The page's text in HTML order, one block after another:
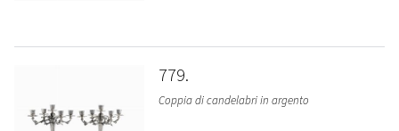
779
Coppia di candelabri in argento